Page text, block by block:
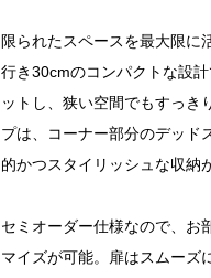
限られたスペースを最大限に
行き30cmのコンパクトな設
ットし、狭い空間でもすっき
プは、コーナー部分のデッド
的かつスタイリッシュな収納
セミオーダー仕様なので、お
マイズが可能。扉はスムーズ